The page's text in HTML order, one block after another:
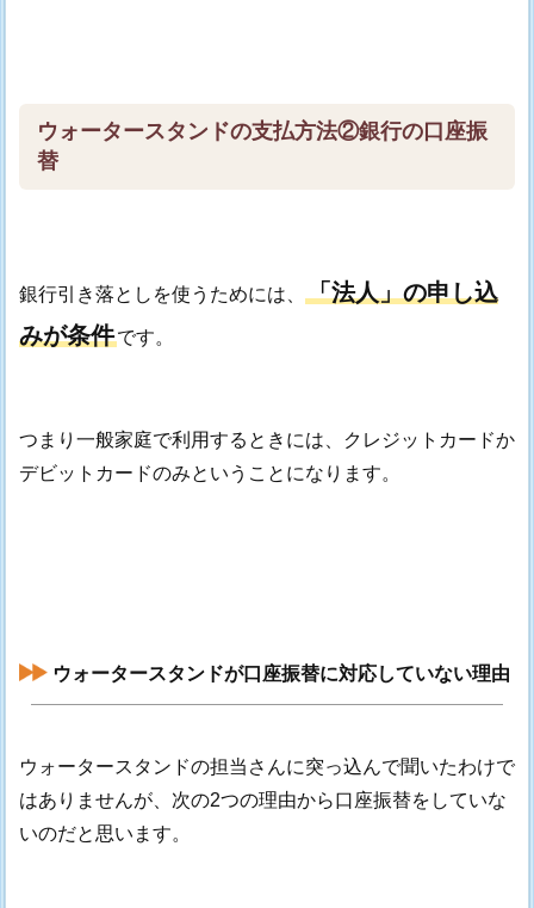
ウォータースタンドの支払方法②銀行の口座振
替
銀行引き落としを使うためには、
「法人」の申し込
みが条件です。
つまり一般家庭で利用するときには、クレジットカードか
デビットカードのみということになります。
ウォータースタンドが口座振替に対応していない理由
ウォータースタンドの担当さんに突っ込んで聞いたわけで
はありませんが、次の2つの理由から口座振替をしていな
いのだと思います。